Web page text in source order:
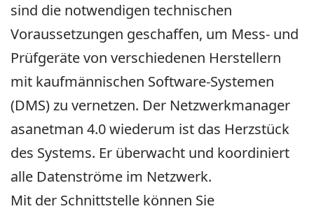
sind die notwendigen technischen
Voraussetzungen geschaffen, um Mess- und
Prüfgeräte von verschiedenen Herstellern
mit kaufmännischen Software-Systemen
(DMS) zu vernetzen. Der Netzwerkmanager
asanetman 4.0 wiederum ist das Herzstück
des Systems. Er überwacht und koordiniert
alle Datenströme im Netzwerk.
Mit der Schnittstelle können Sie